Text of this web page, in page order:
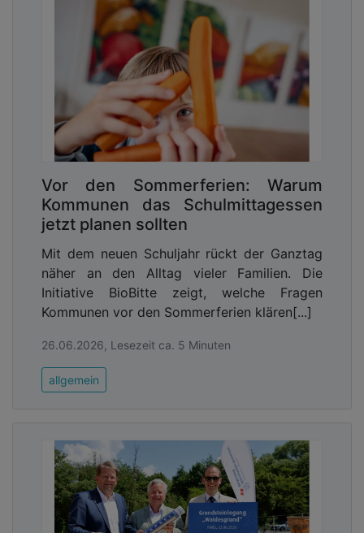
Vor den Sommerferien: Warum
Kommunen das Schulmittagessen
jetzt planen sollten
Mit dem neuen Schuljahr rückt der Ganztag
näher an den Alltag vieler Familien. Die
Initiative BioBitte zeigt, welche Fragen
Kommunen vor den Sommerferien klären[...]
26.06.2026, Lesezeit ca. 5 Minuten
allgemein